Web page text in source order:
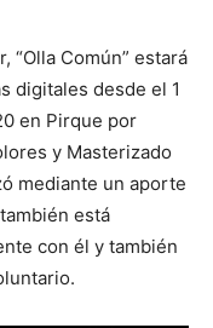
“Olla Común” estará
digitales desde el 1
en Pirque por
y Masterizado
mediante un aporte
está
con él y también